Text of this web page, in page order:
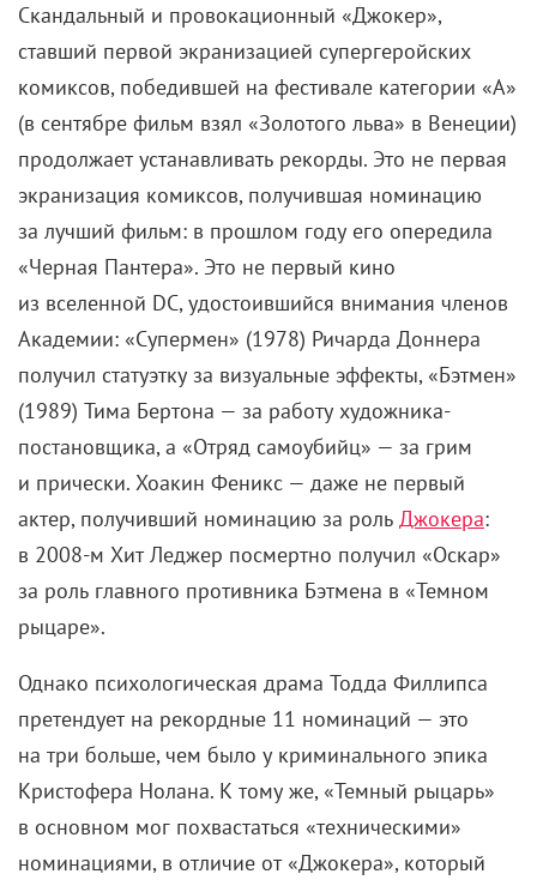
Скандальный и провокационный «Джокер»,
ставший первой экранизацией супергеройских
комиксов, победившей на фестивале категории «А»
(в сентябре фильм взял «Золотого льва» в Венеции)
продолжает устанавливать рекорды. Это не первая
экранизация комиксов, получившая номинацию
за лучший фильм: в прошлом году его опередила
«Черная Пантера». Это не первый кино
из вселенной DC, удостоившийся внимания членов
Академии: «Супермен» (1978) Ричарда Доннера
получил статуэтку за визуальные эффекты, «Бэтмен»
(1989) Тима Бертона — за работу художника-
постановщика, а «Отряд самоубийц» — за грим
и прически. Хоакин Феникс — даже не первый
актер, получивший номинацию за роль Джокера:
в 2008-м Хит Леджер посмертно получил «Оскар»
за роль главного противника Бэтмена в «Темном
рыцаре».
Однако психологическая драма Тодда Филлипса
претендует на рекордные 11 номинаций — это
на три больше, чем было у криминального эпика
Кристофера Нолана. К тому же, «Темный рыцарь»
в основном мог похвастаться «техническими»
номинациями, в отличие от «Джокера», который